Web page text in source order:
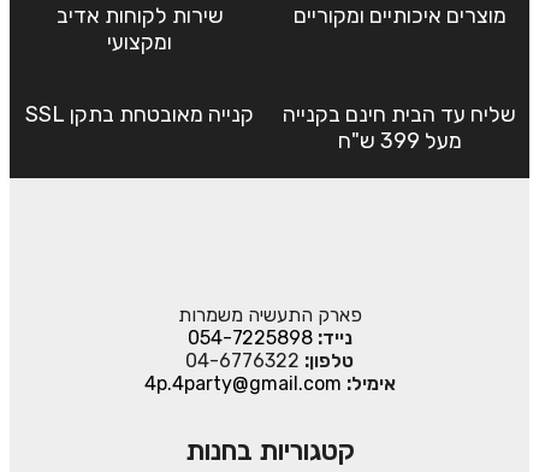
מוצרים איכותיים ומקוריים
שירות לקוחות אדיב
ומקצועי
שליח עד הבית חינם בקנייה
מעל 399 ש"ח
קנייה מאובטחת בתקן SSL
פארק התעשיה משמרות
נייד:054-7225898
טלפון: 04-6776322
אימיל: 4p.4party@gmail.com
קטגוריות בחנות